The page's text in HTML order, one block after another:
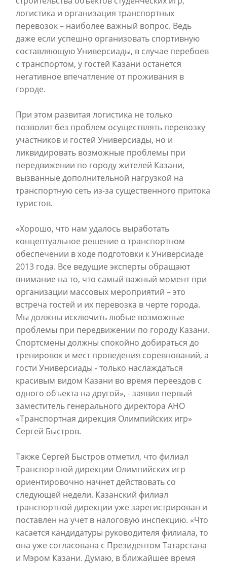
логистика и организация транспортных
перевозок – наиболее важный вопрос. Ведь
даже если успешно организовать спортивную
составляющую Универсиады, в случае перебоев
с транспортом, у гостей Казани останется
негативное впечатление от проживания в
городе.
При этом развитая логистика не только
позволит без проблем осуществлять перевозку
участников и гостей Универсиады, но и
ликвидировать возможные проблемы при
передвижении по городу жителей Казани,
вызванные дополнительной нагрузкой на
транспортную сеть из-за существенного притока
туристов.
«Хорошо, что нам удалось выработать
концептуальное решение о транспортном
обеспечении в ходе подготовки к Универсиаде
2013 года. Все ведущие эксперты обращают
внимание на то, что самый важный момент при
организации массовых мероприятий – это
встреча гостей и их перевозка в черте города.
Мы должны исключить любые возможные
проблемы при передвижении по городу Казани.
Спортсмены должны спокойно добираться до
тренировок и мест проведения соревнований, а
гости Универсиады - только наслаждаться
красивым видом Казани во время переездов с
одного объекта на другой», - заявил первый
заместитель генерального директора АНО
«Транспортная дирекция Олимпийских игр»
Сергей Быстров.
Также Сергей Быстров отметил, что филиал
Транспортной дирекции Олимпийских игр
ориентировочно начнет действовать со
следующей недели. Казанский филиал
транспортной дирекции уже зарегистрирован и
поставлен на учет в налоговую инспекцию. «Что
касается кандидатуры руководителя филиала, то
она уже согласована с Президентом Татарстана
и Мэром Казани. Думаю, в ближайшее время